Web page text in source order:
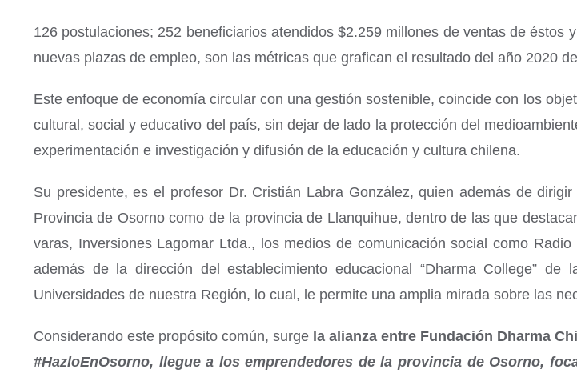
126 postulaciones; 252 beneficiarios atendidos $2.259 millones de ventas de
nuevas plazas de empleo, son las métricas que grafican el resultado del año 2020 de
Este enfoque de economía circular con una gestión sostenible, coincide con los
cultural, social y educativo del país, sin dejar de lado la protección del
experimentación e investigación y difusión de la educación y cultura chilena.
Su presidente, es el profesor Dr. Cristián Labra González, quien además de
Provincia de Osorno como de la provincia de Llanquihue, dentro de las que
varas, Inversiones Lagomar Ltda., los medios de comunicación social como
además de la dirección del establecimiento educacional “Dharma College”
Universidades de nuestra Región, lo cual, le permite una amplia mirada sobre las
Considerando este propósito común, surge la alianza entre Fundación Dharma
#HazloEnOsorno, llegue a los emprendedores de la provincia de Osorno,